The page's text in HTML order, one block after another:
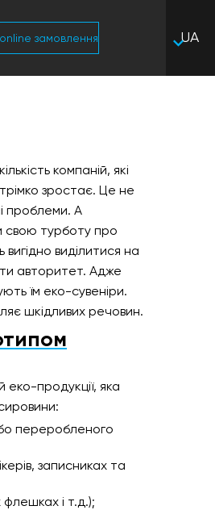
online замовлення
UA
компаній, які
зростає. Це не
проблеми. А
свою турботу про
виділитися на
авторитет. Адже
їм еко-сувеніри.
шкідливих речовин.
еко-продукції, яка
переробленого
записниках та
і т.д.);